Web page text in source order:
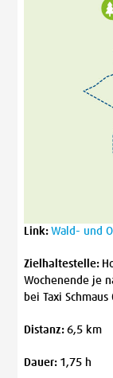
Link:Wald- und
Zielhaltestelle:
Wochenende je
bei Taxi
Distanz:6,5 km
Dauer: 1,75 h